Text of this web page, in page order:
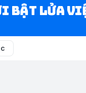
Bật Lửa